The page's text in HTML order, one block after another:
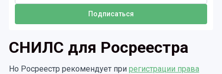
СНИЛС для Росреестра
Но Росреестр рекомендует при регистрации права